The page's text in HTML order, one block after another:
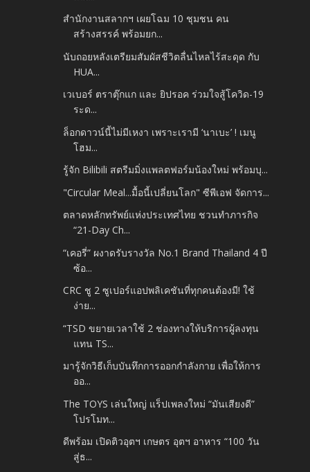
สำนักงานสลากฯ เผยโฉม 10 ชุมชน คน
สร้างสรรค์ พร้อมยก...
นับถอยหลังเตรียมสัมผัสชีวิตลื่นไหลไร้สะดุด กับ
HUA...
เวเบอร์ ตราตุ๊กแก และ ยิปรอค ร่วมใจสู้โควิด-19
ระด...
ล็อกดาวน์นี้ไม่มีเหงา เพราะเรามี ‘นาเบะ’ ! เมนู
โฮม...
รู้จัก Bilibili สตรีมมิ่งแพลตฟอร์มน้องใหม่ พร้อมบุ...
"Circular Meal...มื้อนี้เปลี่ยนโลก" ซีพีเอฟ จัดการ...
ตลาดหลักทรัพย์แห่งประเทศไทย ชวนทำภารกิจ
“21-Day Ch...
“เคอรี่” ผงาดรับรางวัล No.1 Brand Thailand 4 ปี
ซ้อ...
CRC ชู 2 ซูเปอร์แอปพลิเคชันที่ทุกคนต้องมี! ใช้
ง่าย...
“TSD ขยายเวลาใช้ 2 ช่องทางให้บริการผู้ลงทุน
แทน TS...
มารู้จักวิธีเก็บบันทึกการออกกำลังกาย เพื่อให้การ
ออ...
The TOYS เล่นใหญ่ แร็ปเพลงใหม่ “มันเสียงดี”
โปรโมท...
ดีพร้อม เปิดติวอุตฯ เกษตร อุตฯ อาหาร “100 วัน
สู่ธ...